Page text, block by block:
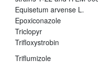
Equisetum arvense L.
Epoxiconazole
Triclopyr
Trifloxystrobin
Triflumizole